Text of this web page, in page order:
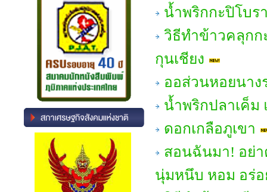
น้ำพริกกะปิโบร
วิธีทำข้าวคลุก
กุนเชียง
ออส่วนหอยนาง
น้ำพริกปลาเค็ม
ดอกเกลือภูเขา
สอนฉันมา! อย่า
นุ่มหนึบ หอม อร่อ